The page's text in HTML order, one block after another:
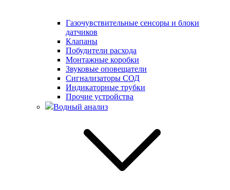
Газочувствительные сенсоры и блоки
датчиков
Клапаны
Побудители расхода
Монтажные коробки
Звуковые оповещатели
Сигнализаторы СОД
Индикаторные трубки
Прочие устройства
Водный анализ